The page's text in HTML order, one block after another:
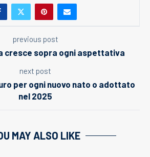
previous post
cresce sopra ogni aspettativa
next post
per ogni nuovo nato o adottato
nel 2025
MAY ALSO LIKE